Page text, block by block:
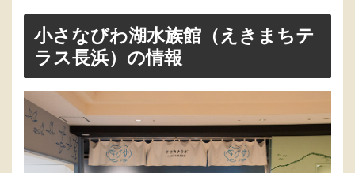
小さなびわ湖水族館（えきまちテ
ラス長浜）の情報